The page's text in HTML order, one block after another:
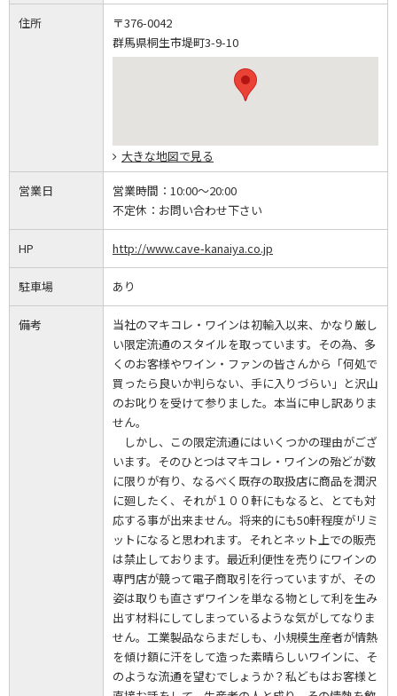
住所
〒376-0042
群馬県桐生市堤町3-9-10
大きな地図で見る
営業日 営業時間： 10:00～20:00
不定休： お問い合わせ下さい
HP http://www.cave-kanaiya.co.jp
駐車場 あり
備考
当社のマキコレ・ワインは初輸入以来、かなり厳し
い限定流通のスタイルを取っています。その為、多
くのお客様やワイン・ファンの皆さんから「何処で
買ったら良いか判らない、手に入りづらい」と沢山
のお叱りを受けて参りました。本当に申し訳ありま
せん。
しかし、この限定流通にはいくつかの理由がござ
います。そのひとつはマキコレ・ワインの殆どが数
に限りが有り、なるべく既存の取扱店に商品を潤沢
に廻したく、それが１００軒にもなると、とても対
応する事が出来ません。将来的にも50軒程度がリミ
ットになると思われます。それとネット上での販売
は禁止しております。最近利便性を売りにワインの
専門店が競って電子商取引を行っていますが、その
姿は取りも直さずワインを単なる物として利を生み
出す材料にしてしまっているような気がしてなりま
せん。工業製品ならまだしも、小規模生産者が情熱
を傾け額に汗をして造った素晴らしいワインに、そ
のような流通を望むでしょうか？私どもはお客様と